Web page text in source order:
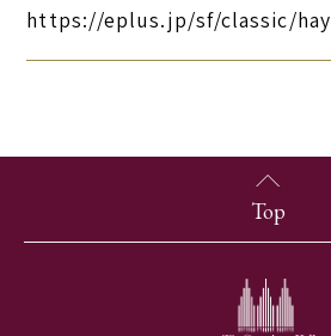
https://eplus.jp/sf/classic/
Top